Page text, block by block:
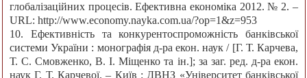
глобалізаційних процесів. Ефективна економіка 2012. № 2. –
URL: http://www.economy.nayka.com.ua/?op=1&z=953
10. Ефективність та конкурентоспроможність банківської
системи України : монографія д-ра екон. наук / [Г. Т. Карчева,
Т. С. Смовженко, В. І. Міщенко та ін.]; за заг. ред. д-ра екон.
наук Г. Т. Карчевої. – Київ : ДВНЗ «Університет банківської